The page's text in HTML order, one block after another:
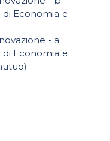
di Economia e
- a
di Economia e